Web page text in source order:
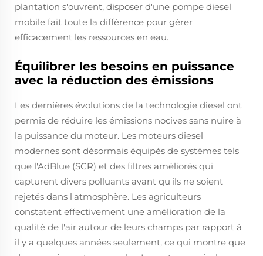
plantation s'ouvrent, disposer d'une pompe diesel
mobile fait toute la différence pour gérer
efficacement les ressources en eau.
Équilibrer les besoins en puissance
avec la réduction des émissions
Les dernières évolutions de la technologie diesel ont
permis de réduire les émissions nocives sans nuire à
la puissance du moteur. Les moteurs diesel
modernes sont désormais équipés de systèmes tels
que l'AdBlue (SCR) et des filtres améliorés qui
capturent divers polluants avant qu'ils ne soient
rejetés dans l'atmosphère. Les agriculteurs
constatent effectivement une amélioration de la
qualité de l'air autour de leurs champs par rapport à
il y a quelques années seulement, ce qui montre que